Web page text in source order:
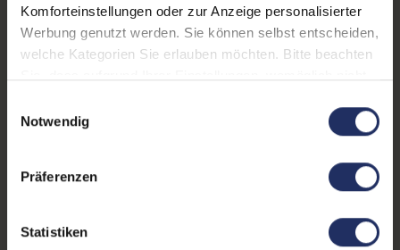
Komforteinstellungen oder zur Anzeige personalisierter
Werbung genutzt werden. Sie können selbst entscheiden,
welche Kategorien Sie erlauben möchten. Bitte beachten
Weitere Informationen finden Sie in
Notwendig
Präferenzen
Statistiken
Prozessorkerne: 8
Datenspeicher: 1 TB SSD
Arbeitsspeicher: 32 GB DDR4
Webcam:
Fingerprintreader: